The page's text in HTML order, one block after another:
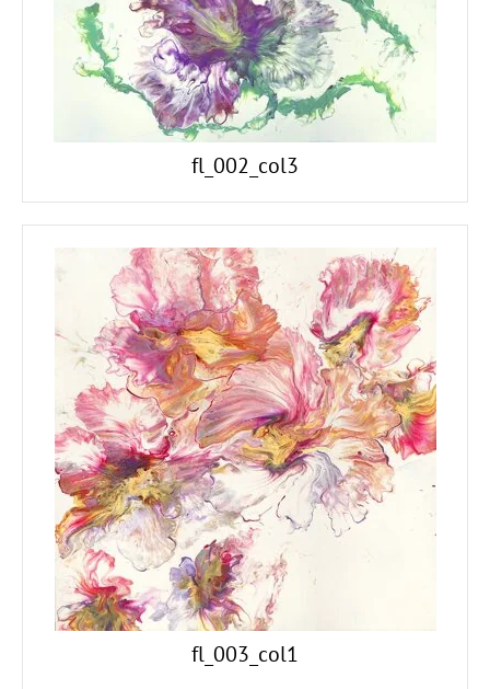
fl_002_col3
fl_003_col1